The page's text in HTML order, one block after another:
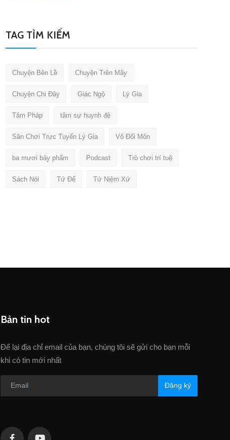
TAG TÌM KIẾM
Chuyện Bên Lề Chuyện Trên Mây
Chuyện Chi Đây Giác Ngộ Lý Gia
Tâm Pháp tâm sự huynh đệ
Sân Chơi Trực Tuyến Lý Gia Vô Đối Môn
ba mươi bảy phẩm Podcast Trò chơi trí tuệ
Sách Nói Tứ Đế Tứ Niệm Xứ
Bản tin hot
Để lại địa chỉ email của bạn, chúng tôi sẽ gửi cho bạn mỗi
khi có tin mới nhất
Đăng ký